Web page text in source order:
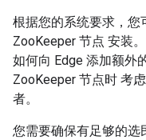
根据您的系统要求，您
ZooKeeper 节点 安装。
如何向 Edge 添加额外
ZooKeeper 节点时 考
者。
您需要确保有足够的选